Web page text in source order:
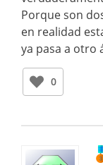
Porque son
en realidad
ya pasa a otro
0